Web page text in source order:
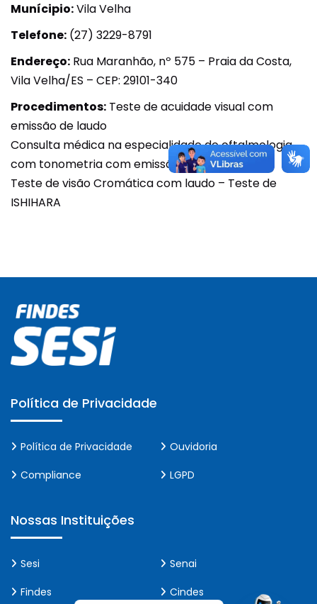
Munícipio:Vila Velha
Telefone: (27) 3229-8791
Endereço: Rua Maranhão, nº 575 – Praia da Costa,
Vila Velha/ES – CEP: 29101-340
Procedimentos: Teste de acuidade visual com
emissão de laudo
Consulta médica na especialidade de oftalmologia
com tonometria com emissão de laudo
Teste de visão Cromática com laudo – Teste de
ISHIHARA
Política de Privacidade
Política de Privacidade
Ouvidoria
Compliance
LGPD
Nossas Instituições
Sesi
Senai
Findes
Cindes